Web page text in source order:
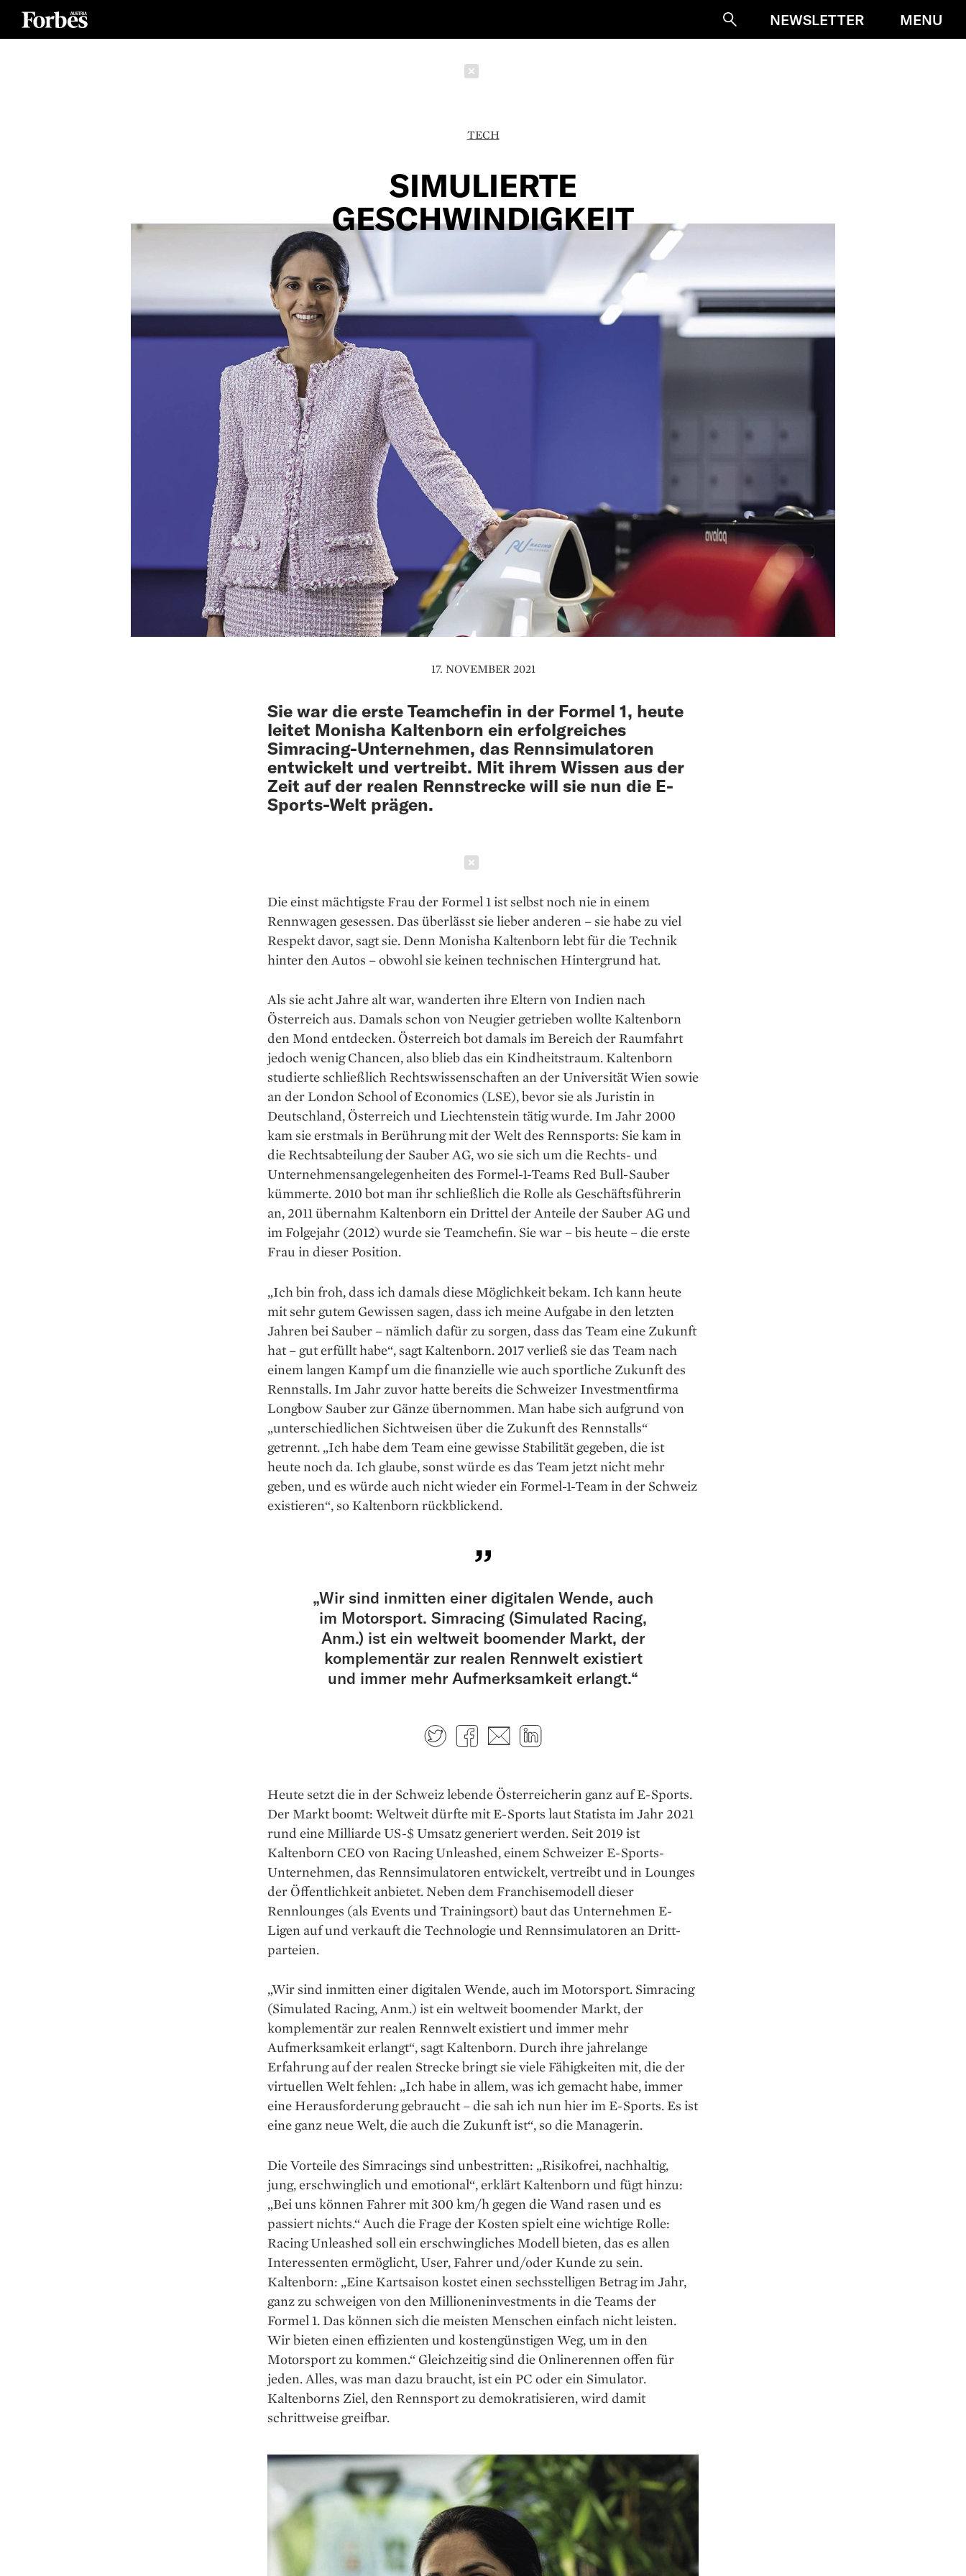
SucheNEWSLETTER MENU
TECH
SIMULIERTE
GESCHWINDIGKEIT
17. NOVEMBER 2021
Sie war die erste Teamchefin in der Formel 1, heute
leitet Monisha Kaltenborn ein erfolgreiches
Simracing-Unternehmen, das Rennsimulatoren
entwickelt und vertreibt. Mit ihrem Wissen aus der
Zeit auf der realen Rennstrecke will sie nun die E-
Sports-Welt prägen.
Die einst mächtigste Frau der Formel 1 ist selbst noch nie in einem
Rennwagen gesessen. Das überlässt sie lieber anderen – sie habe zu viel
Respekt davor, sagt sie. Denn Monisha Kaltenborn lebt für die Technik
hinter den Autos – obwohl sie keinen technischen Hintergrund hat.
Als sie acht Jahre alt war, wanderten ihre Eltern von Indien nach
Österreich aus. Damals schon von Neugier getrieben wollte Kaltenborn
den Mond entdecken. Österreich bot damals im Bereich der Raumfahrt
jedoch wenig Chancen, also blieb das ein ­Kindheitstraum. Kaltenborn
studierte schließlich Rechtswissenschaften an der Universität Wien sowie
an der London School of Economics (LSE), bevor sie als Juristin in
Deutschland, Österreich und Liechtenstein tätig wurde. Im Jahr 2000
kam sie erstmals in Berührung mit der Welt des Rennsports: Sie kam in
die Rechts­abteilung der Sauber AG, wo sie sich um die Rechts- und
Unternehmensangelegenheiten des Formel-1-Teams Red Bull-Sauber
kümmerte. 2010 bot man ihr schließlich die Rolle als Geschäftsführerin
an, 2011 übernahm Kaltenborn ein Drittel der Anteile der Sauber AG und
im Folgejahr (2012) wurde sie Teamchefin. Sie war – bis heute – die erste
Frau in dieser Position.
„Ich bin froh, dass ich damals diese Möglichkeit bekam. Ich kann heute
mit sehr gutem Gewissen sagen, dass ich meine Aufgabe in den letzten
Jahren bei Sauber – nämlich dafür zu sorgen, dass das Team eine Zukunft
hat – gut erfüllt habe“, sagt Kaltenborn. 2017 verließ sie das Team nach
einem langen Kampf um die finanzielle wie auch sportliche Zukunft des
Rennstalls. Im Jahr zuvor hatte bereits die Schweizer Investmentfirma
Longbow Sauber zur Gänze übernommen. Man habe sich aufgrund von
„unterschied­lichen Sichtweisen über die Zukunft des Rennstalls“
getrennt. „Ich habe dem Team eine gewisse Stabilität gegeben, die ist
heute noch da. Ich glaube, sonst würde es das Team jetzt nicht mehr
geben, und es würde auch nicht wieder ein Formel-1-Team in der Schweiz
existieren“, so Kaltenborn rück­blickend.
„Wir sind inmitten einer digitalen Wende, auch
im Motorsport. Simracing (Simulated Racing,
Anm.) ist ein weltweit boomender Markt, der
komplementär zur realen Rennwelt existiert
und immer mehr Aufmerksamkeit erlangt.“
TwitterFacebook
E-mail
Heute setzt die in der Schweiz lebende Österreicherin ganz auf E-Sports.
Der Markt boomt: Weltweit dürfte mit E-Sports laut Statista im Jahr 2021
rund eine Milliarde US-$ Umsatz generiert werden. Seit 2019 ist
Kaltenborn CEO von Racing Unleashed, einem Schweizer E-Sports-
Unternehmen, das Rennsimulatoren entwickelt, vertreibt und in Lounges
der Öffentlichkeit anbietet. Neben dem Franchisemodell dieser
Rennlounges (als Events und Trainingsort) baut das Unter­nehmen E-
Ligen auf und verkauft die Technologie und Rennsimula­toren an Dritt­
parteien.
„Wir sind inmitten einer digitalen Wende, auch im Motorsport. Simracing
(Simulated Racing, Anm.) ist ein weltweit boomender Markt, der
komplementär zur realen Rennwelt existiert und immer mehr
Aufmerksamkeit erlangt“, sagt Kaltenborn. Durch ihre jahrelange
Erfahrung auf der realen Strecke bringt sie viele Fähigkeiten mit, die der
virtuellen Welt fehlen: „Ich habe in allem, was ich gemacht habe, immer
eine Herausforderung gebraucht – die sah ich nun hier im E-Sports. Es ist
eine ganz neue Welt, die auch die Zukunft ist“, so die Managerin.
Die Vorteile des Simracings sind unbestritten: „Risikofrei, nachhaltig,
jung, erschwinglich und emotional“, erklärt Kaltenborn und fügt hinzu:
„Bei uns können Fahrer mit 300 km/h gegen die Wand rasen und es
passiert nichts.“ Auch die Frage der Kosten spielt eine wichtige Rolle:
Racing Unleashed soll ein erschwingliches Modell bieten, das es allen
Inte­ressenten ermöglicht, User, Fahrer und/oder Kunde zu sein.
Kaltenborn: „Eine Kartsaison kostet einen sechs­stelligen Betrag im Jahr,
ganz zu schweigen von den Millionen­investments in die Teams der
Formel 1. Das können sich die meisten Menschen einfach nicht leisten.
Wir bieten einen effizienten und kostengünstigen Weg, um in den
Motorsport zu kommen.“ Gleichzeitig sind die Onlinerennen offen für
jeden. Alles, was man dazu braucht, ist ein PC oder ein Simulator.
Kaltenborns Ziel, den Rennsport zu demokratisieren, wird damit
schrittweise greifbar.